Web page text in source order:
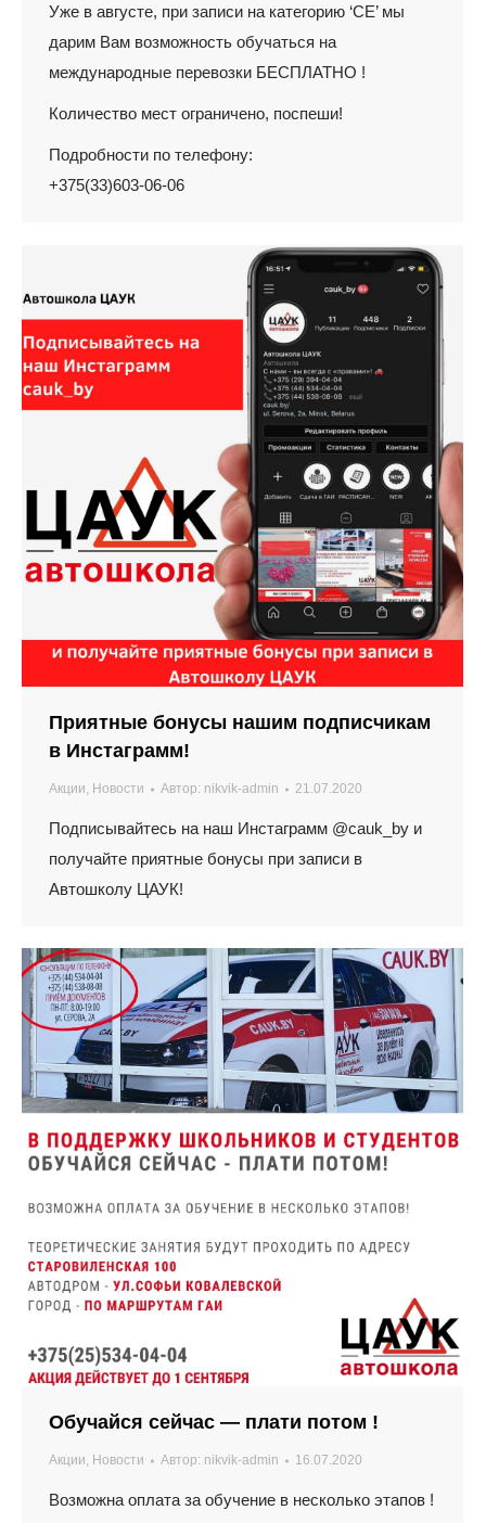
Уже в августе, при записи на категорию ‘СЕ’ мы
дарим Вам возможность обучаться на
международные перевозки БЕСПЛАТНО !
Количество мест ограничено, поспеши!
Подробности по телефону:
+375(33)603-06-06
Приятные бонусы нашим подписчикам
в Инстаграмм!
Акции, Новости Автор: nikvik-admin 21.07.2020
Подписывайтесь на наш Инстаграмм @cauk_by и
получайте приятные бонусы при записи в
Автошколу ЦАУК!
Обучайся сейчас — плати потом !
Акции, Новости Автор: nikvik-admin 16.07.2020
Возможна оплата за обучение в несколько этапов !